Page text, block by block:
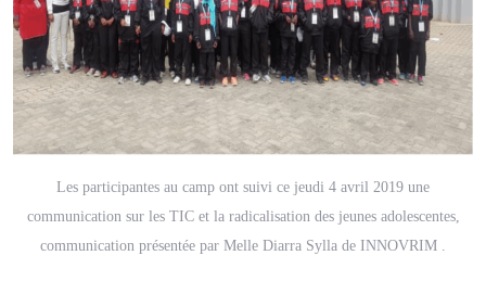
Les participantes au camp ont suivi ce jeudi 4 avril 2019 une
communication sur les TIC et la radicalisation des jeunes adolescentes,
communication présentée par Melle Diarra Sylla de INNOVRIM .